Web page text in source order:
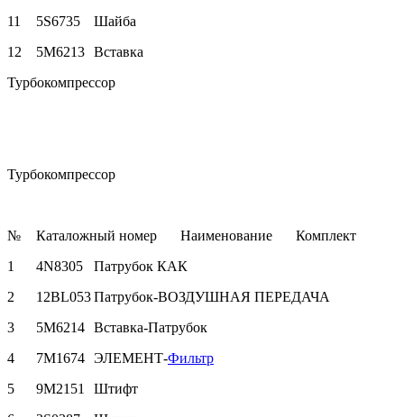
11
5S6735
Шайба
12
5M6213 Вставка
Турбокомпрессор
Турбокомпрессор
№ Каталожный номер Наименование
Комплект
1
4N8305
Патрубок КАК
2
12BL053Патрубок-ВОЗДУШНАЯ ПЕРЕДАЧА
3
5M6214 Вставка-Патрубок
4
7M1674 ЭЛЕМЕНТ-Фильтр
5
9M2151
Штифт